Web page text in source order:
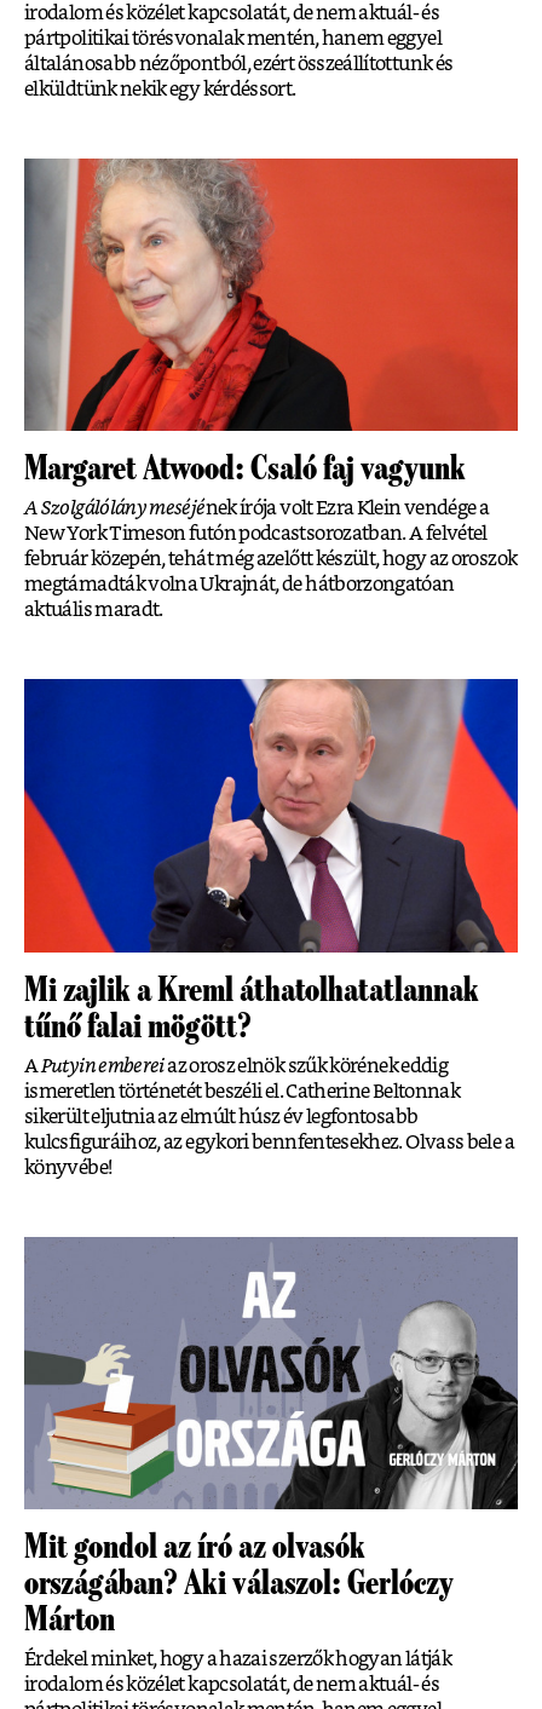
irodalom és közélet kapcsolatát, de nem aktuál- és
pártpolitikai törésvonalak mentén, hanem eggyel
általánosabb nézőpontból, ezért összeállítottunk és
elküldtünk nekik egy kérdéssort.
Margaret Atwood: Csaló faj vagyunk
A Szolgálólány meséjének írója volt Ezra Klein vendége a
New York Timeson futón podcastsorozatban. A felvétel
február közepén, tehát még azelőtt készült, hogy az oroszok
megtámadták volna Ukrajnát, de hátborzongatóan
aktuális maradt.
Mi zajlik a Kreml áthatolhatatlannak
tűnő falai mögött?
A Putyin embereiaz orosz elnök szűk körének eddig
ismeretlen történetét beszéli el. Catherine Beltonnak
sikerült eljutnia az elmúlt húsz év legfontosabb
kulcsfiguráihoz, az egykori bennfentesekhez. Olvass bele a
könyvébe!
Mit gondol az író az olvasók
országában? Aki válaszol: Gerlóczy
Márton
Érdekel minket, hogy a hazai szerzők hogyan látják
irodalom és közélet kapcsolatát, de nem aktuál- és